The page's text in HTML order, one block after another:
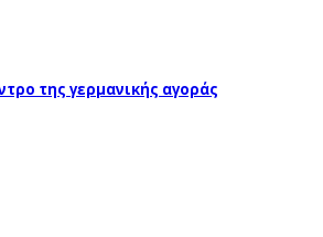
της γερμανικής αγοράς